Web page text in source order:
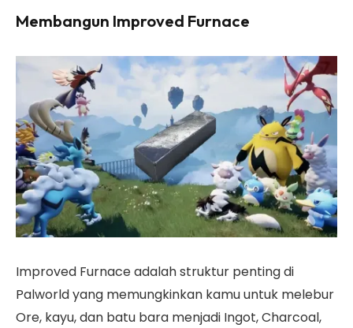
Membangun Improved Furnace
Improved Furnace adalah struktur penting di
Palworld yang memungkinkan kamu untuk melebur
Ore, kayu, dan batu bara menjadi Ingot, Charcoal,